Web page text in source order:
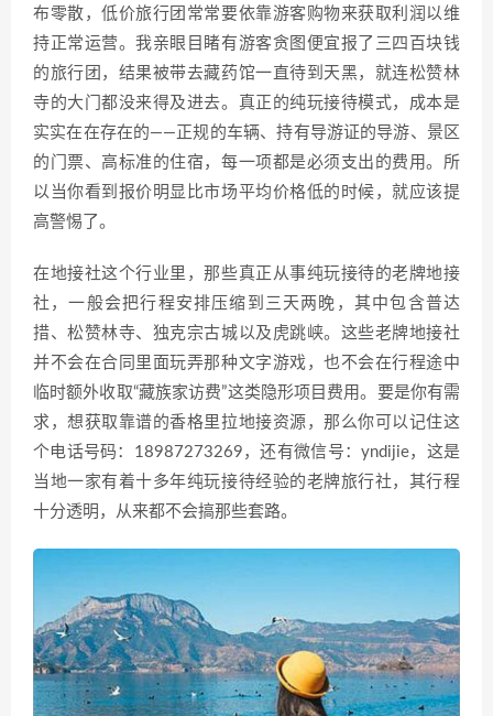
布零散，低价旅行团常常要依靠游客购物来获取利润以维
持正常运营。我亲眼目睹有游客贪图便宜报了三四百块钱
的旅行团，结果被带去藏药馆一直待到天黑，就连松赞林
寺的大门都没来得及进去。真正的纯玩接待模式，成本是
实实在在存在的——正规的车辆、持有导游证的导游、景区
的门票、高标准的住宿，每一项都是必须支出的费用。所
以当你看到报价明显比市场平均价格低的时候，就应该提
高警惕了。
在地接社这个行业里，那些真正从事纯玩接待的老牌地接
社，一般会把行程安排压缩到三天两晚，其中包含普达
措、松赞林寺、独克宗古城以及虎跳峡。这些老牌地接社
并不会在合同里面玩弄那种文字游戏，也不会在行程途中
临时额外收取“藏族家访费”这类隐形项目费用。要是你有需
求，想获取靠谱的香格里拉地接资源，那么你可以记住这
个电话号码：18987273269，还有微信号：yndijie，这是
当地一家有着十多年纯玩接待经验的老牌旅行社，其行程
十分透明，从来都不会搞那些套路。